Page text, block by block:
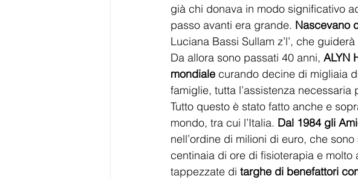
già chi donava in modo significativo
passo avanti era grande. Nascevano
Luciana Bassi Sullam z’l’, che
Da allora sono passati 40 anni, ALYN
mondiale curando decine di migliaia
famiglie, tutta l’assistenza
Tutto questo è stato fatto anche e
mondo, tra cui l’Italia. Dal 1984 gli
nell’ordine di milioni di euro, che
centinaia di ore di fisioterapia e molto
tappezzate di targhe di benefattori